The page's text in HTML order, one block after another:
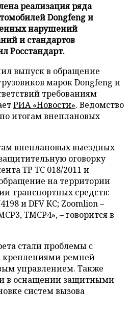
реализация ряда
Dongfeng и
нарушений
и стандартов
Росстандарт.
выпуск в обращение
марок Dongfeng и
требованиям
РИА «Новости». Ведомство
итогам внеплановых
внеплановых выездных
оговорку
ТР ТС 018/2011 и
на территории
транспортных средств:
и DFV KC; Zoomlion –
TMCP4», – говорится в
стали проблемы с
креплениями ремней
управлением. Также
в оснащении защитными
систем вызова